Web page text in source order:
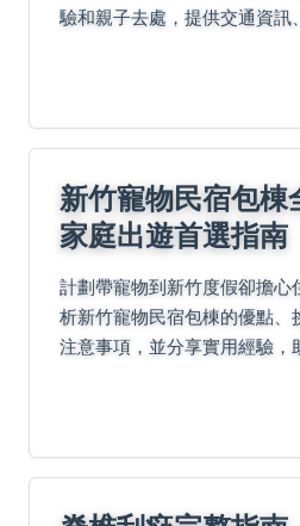
驗和親子去處，提供交通資訊
新竹寵物民宿包棟
家庭出遊首選指南
計劃帶寵物到新竹度假卻擔心
析新竹寵物民宿包棟的優點、
注意事項，並分享實用經驗，